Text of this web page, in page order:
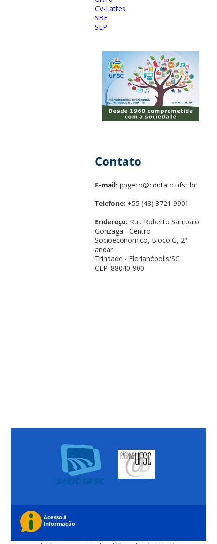
CV-Lattes
SBE
SEP
Contato
E-mail: ppgeco@contato.ufsc.br
Telefone: +55 (48) 3721-9901
Endereço: Rua Roberto Sampaio
Gonzaga - Centro
Socioeconômico, Bloco G, 2º
andar
Trindade - Florianópolis/SC
CEP: 88040-900